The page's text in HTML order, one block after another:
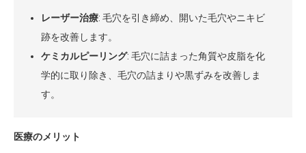
レーザー治療: 毛穴を引き締め、開いた毛穴やニキビ
跡を改善します。
ケミカルピーリング: 毛穴に詰まった角質や皮脂を化
学的に取り除き、毛穴の詰まりや黒ずみを改善しま
す。
医療のメリット